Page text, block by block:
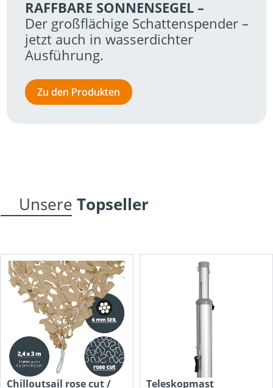
RAFFBARE SONNENSEGEL –
Der großflächige Schattenspender –
jetzt auch in wasserdichter
Ausführung.
Zu den Produkten
Unsere Topseller
Chilloutsail rose cut /
Teleskopmast